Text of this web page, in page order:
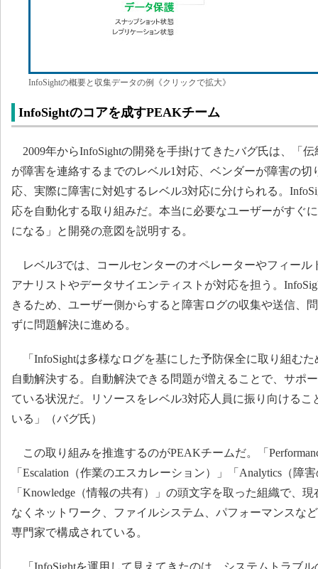
InfoSightの概要と収集データの例《クリックで拡大》
InfoSightのコアを成すPEAKチーム
2009年からInfoSightの開発を手掛けてきたバグ氏は、「
が障害を連絡するまでのレベル1対応、ベンダーが障害の切
応、実際に障害に対処するレベル3対応に分けられる。
応を自動化する取り組みだ。本当に必要なユーザーがすぐ
になる」と開発の意図を説明する。
レベル3では、コールセンターのオペレーターやフィール
アナリストやデータサイエンティストが対応を担う。
きるため、ユーザー側からすると障害ログの収集や送信、
ずに問題解決に進める。
「InfoSightは多様なログを基にした予防保全に取り組む
自動解決する。自動解決できる問題が増えることで、サポ
ている状況だ。リソースをレベル3対応人員に振り向ける
いる」（バグ氏）
この取り組みを推進するのがPEAKチームだ。「
「Escalation（作業のエスカレーション）」「Analytics（障
「Knowledge（情報の共有）」の頭文字を取った組織で、
なくネットワーク、ファイルシステム、パフォーマンスな
専門家で構成されている。
「InfoSightを運用して見えてきたのは、システムトラブ